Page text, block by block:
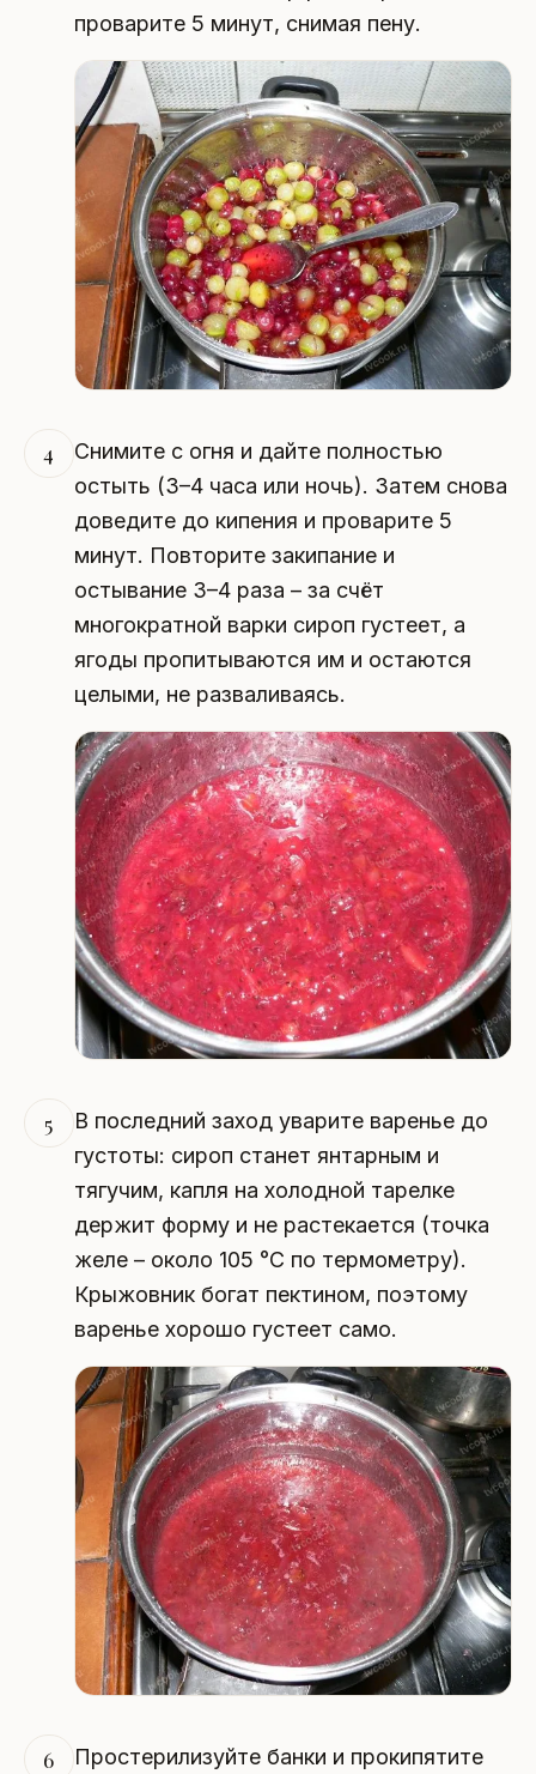
проварите 5 минут, снимая пену.
4
Снимите с огня и дайте полностью
остыть (3–4 часа или ночь). Затем снова
доведите до кипения и проварите 5
минут. Повторите закипание и
остывание 3–4 раза – за счёт
многократной варки сироп густеет, а
ягоды пропитываются им и остаются
целыми, не разваливаясь.
5
В последний заход уварите варенье до
густоты: сироп станет янтарным и
тягучим, капля на холодной тарелке
держит форму и не растекается (точка
желе – около 105 °C по термометру).
Крыжовник богат пектином, поэтому
варенье хорошо густеет само.
6
Простерилизуйте банки и прокипятите